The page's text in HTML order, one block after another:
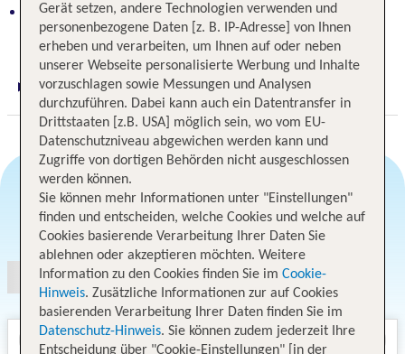
Pool und Strandabschnitt: Perfekt für
unvergessliche Familienmomente
Digitaler und telefonischer 24/7 TUI Service
Angebotsauswahl
Gerät setzen, andere Technologien verwenden und
personenbezogene Daten [z. B. IP-Adresse] von Ihnen
erheben und verarbeiten, um Ihnen auf oder neben
unserer Webseite personalisierte Werbung und Inhalte
vorzuschlagen sowie Messungen und Analysen
durchzuführen. Dabei kann auch ein Datentransfer in
Drittstaaten [z.B. USA] möglich sein, wo vom EU-
Datenschutzniveau abgewichen werden kann und
Zugriffe von dortigen Behörden nicht ausgeschlossen
werden können.
Sie können mehr Informationen unter "Einstellungen"
finden und entscheiden, welche Cookies und welche auf
Cookies basierende Verarbeitung Ihrer Daten Sie
ablehnen oder akzeptieren möchten. Weitere
Information zu den Cookies finden Sie im Cookie-
Hinweis. Zusätzliche Informationen zur auf Cookies
basierenden Verarbeitung Ihrer Daten finden Sie im
Datenschutz-Hinweis. Sie können zudem jederzeit Ihre
Entscheidung über "Cookie-Einstellungen" [in der